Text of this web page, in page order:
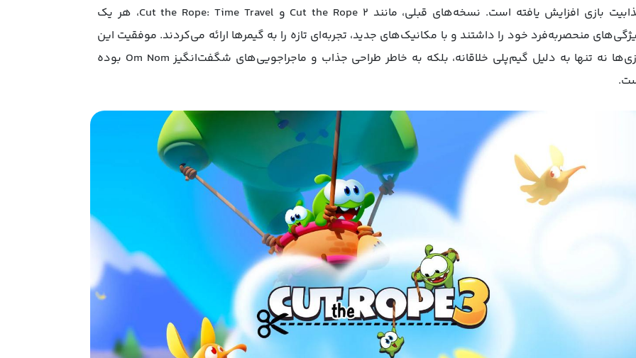
جذابیت بازی افزایش یافته است. نسخه‌های قبلی، مانند Cut the Rope 2 و Cut the Rope: Time Travel، هر یک
منحصربه‌فرد خود را داشتند و با مکانیک‌های جدید، تجربه‌ای تازه را به گیمرها ارائه می‌کردند. موفقیت این
بازی‌ها نه تنها به دلیل گیم‌پلی خلاقانه، بلکه به خاطر طراحی جذاب و ماجراجویی‌های شگفت‌انگیز Om Nom بوده